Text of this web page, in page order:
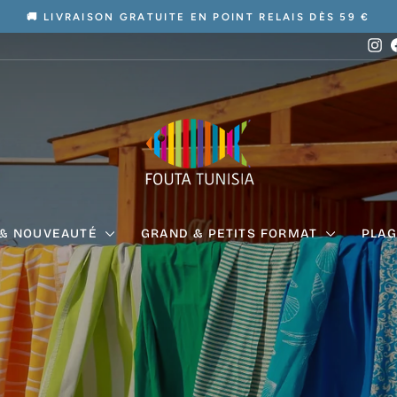
Diaporama
🚚 LIVRAISON GRATUITE EN POINT RELAIS DÈS 59 €
FOUTA
TUNISIA
NOUVEAUTÉ GRAND & PETITS FORMAT